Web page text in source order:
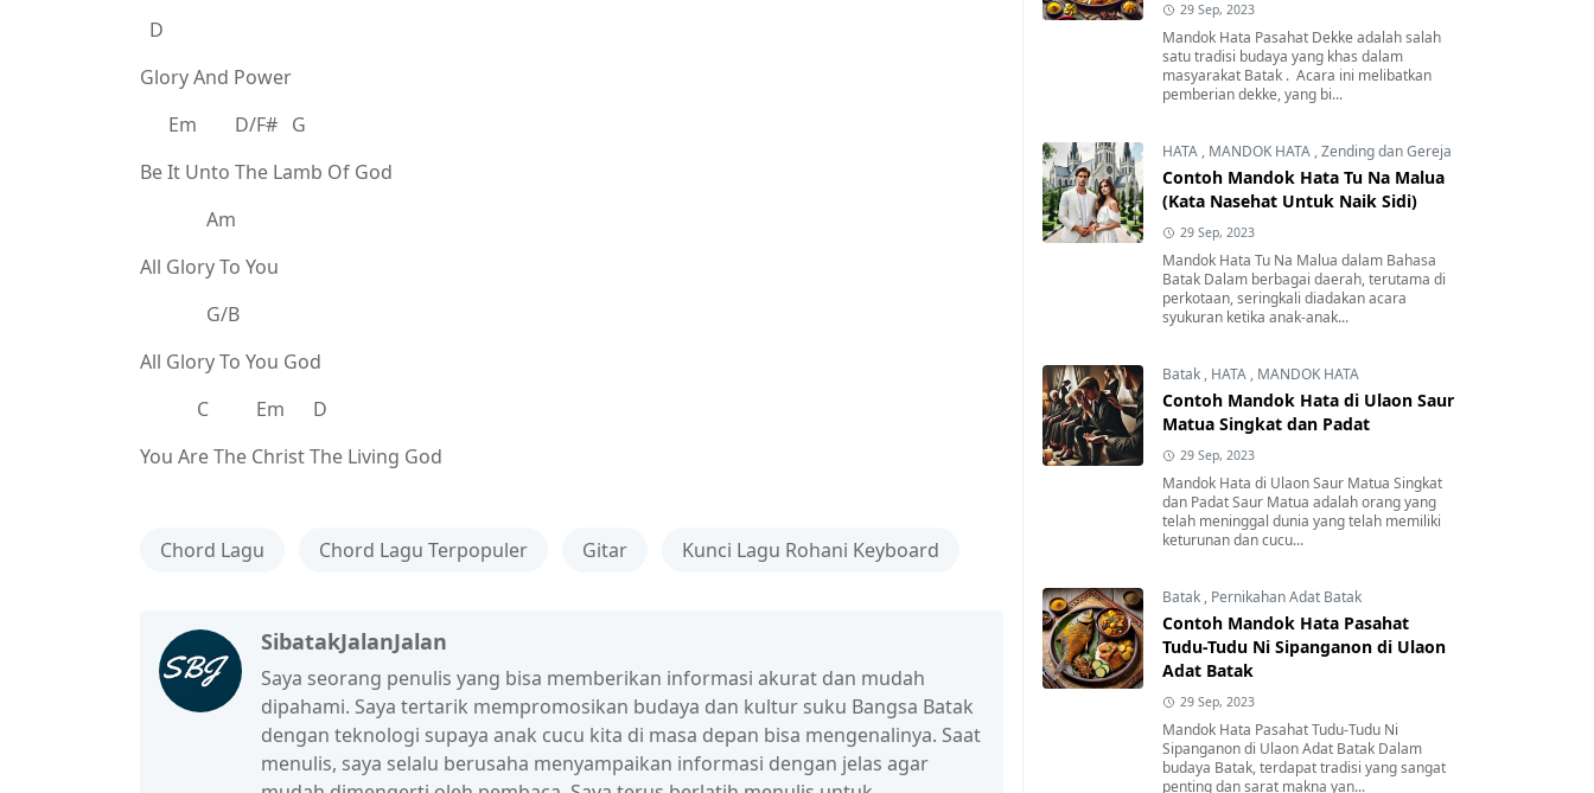
D
Glory And Power
Em D/F# G
Be It Unto The Lamb Of God
Am
All Glory To You
G/B
All Glory To You God
C Em D
You Are The Christ The Living God
Chord Lagu Chord Lagu Terpopuler Gitar Kunci Lagu Rohani Keyboard
SibatakJalanJalan
Saya seorang penulis yang bisa memberikan informasi akurat dan mudah
dipahami. Saya tertarik mempromosikan budaya dan kultur suku Bangsa Batak
dengan teknologi supaya anak cucu kita di masa depan bisa mengenalinya. Saat
menulis, saya selalu berusaha menyampaikan informasi dengan jelas agar
29 Sep, 2023
Mandok Hata Pasahat Dekke adalah salah
satu tradisi budaya yang khas dalam
masyarakat Batak . Acara ini melibatkan
pemberian dekke, yang bi...
HATA , MANDOK HATA ,Zending dan Gereja
Contoh Mandok Hata Tu Na Malua
(Kata Nasehat Untuk Naik Sidi)
29 Sep, 2023
Mandok Hata Tu Na Malua dalam Bahasa
Batak Dalam berbagai daerah, terutama di
perkotaan, seringkali diadakan acara
syukuran ketika anak-anak...
Batak , HATA , MANDOK HATA
Contoh Mandok Hata di Ulaon Saur
Matua Singkat dan Padat
29 Sep, 2023
Mandok Hata di Ulaon Saur Matua Singkat
dan Padat Saur Matua adalah orang yang
telah meninggal dunia yang telah memiliki
keturunan dan cucu...
Batak , Pernikahan Adat Batak
Contoh Mandok Hata Pasahat
Tudu-Tudu Ni Sipanganon di Ulaon
Adat Batak
29 Sep, 2023
Mandok Hata Pasahat Tudu-Tudu Ni
Sipanganon di Ulaon Adat Batak Dalam
budaya Batak, terdapat tradisi yang sangat
penting dan sarat makna yan...